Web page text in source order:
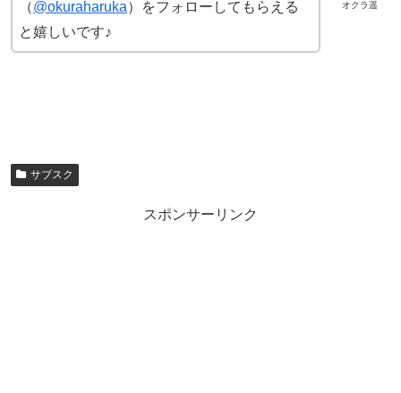
オクラ遥
（@okuraharuka）をフォローしてもらえる
と嬉しいです♪
サブスク
スポンサーリンク